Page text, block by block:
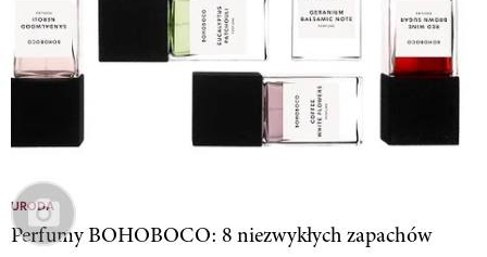
URODA
Perfumy BOHOBOCO: 8 niezwykłych zapachów